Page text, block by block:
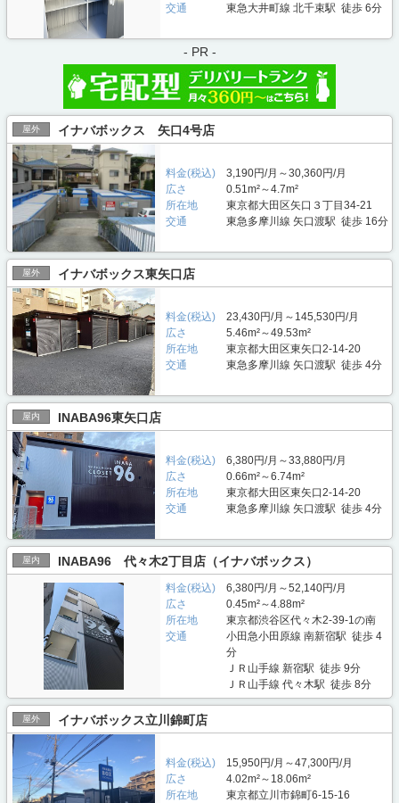
交通
東急大井町線 北千束駅 徒歩 6分
- PR -
屋外 イナバボックス 矢口4号店
料金(税込)
3,190円/月～30,360円/月
広さ
0.51m²～4.7m²
所在地
東京都大田区矢口３丁目34-21
交通
東急多摩川線 矢口渡駅 徒歩 16分
屋外 イナバボックス東矢口店
料金(税込)
23,430円/月～145,530円/月
広さ
5.46m²～49.53m²
所在地
東京都大田区東矢口2-14-20
交通
東急多摩川線 矢口渡駅 徒歩 4分
屋内 INABA96東矢口店
料金(税込)
6,380円/月～33,880円/月
広さ
0.66m²～6.74m²
所在地
東京都大田区東矢口2-14-20
交通
東急多摩川線 矢口渡駅 徒歩 4分
屋内 INABA96 代々木2丁目店（イナバボックス）
料金(税込)
6,380円/月～52,140円/月
広さ
0.45m²～4.88m²
所在地
東京都渋谷区代々木2-39-1の南
交通
小田急小田原線 南新宿駅 徒歩 4
分
ＪＲ山手線 新宿駅 徒歩 9分
ＪＲ山手線 代々木駅 徒歩 8分
屋外 イナバボックス立川錦町店
料金(税込)
15,950円/月～47,300円/月
広さ
4.02m²～18.06m²
所在地
東京都立川市錦町6-15-16